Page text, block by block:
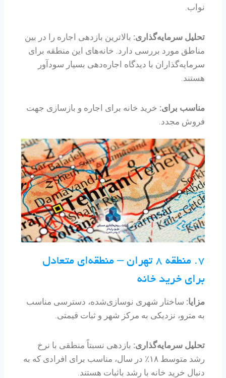
نواب.
تحلیل سرمایه‌گذاری: بالاترین بازدهی اجاره را در بین
مناطق مورد بررسی دارد. خانه‌های این منطقه برای
سرمایه‌گذاران با دیدگاه اجاره‌دهی بسیار سودآور
هستند.
مناسب برای: خرید خانه برای اجاره و بازسازی جهت
فروش مجدد.
۷. منطقه ۸ تهران – منطقه‌ای متعادل
برای خرید خانه
مزایا: ساختار شهری نوسازی‌شده، دسترسی مناسب
به مترو، نزدیکی به مرکز شهر و ثبات قیمتی.
تحلیل سرمایه‌گذاری: بازدهی نسبتاً منطقی با نرخ
رشد متوسط ۱۸٪ در سال، مناسب برای افرادی که به
دنبال خرید خانه با رشد باثبات هستند.